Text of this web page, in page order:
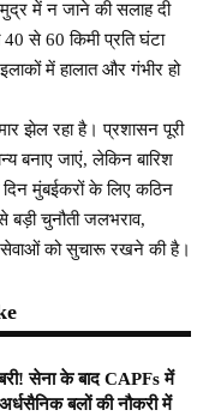
में न जाने की सलाह दी
से 60 किमी प्रति घंटा
में हालात और गंभीर हो
झेल रहा है। प्रशासन पूरी
बनाए जाएं, लेकिन बारिश
मुंबईकरों के लिए कठिन
बड़ी चुनौती जलभराव,
सेवाओं को सुचारू रखने की है।
सेना के बाद CAPFs में
बलों की नौकरी में